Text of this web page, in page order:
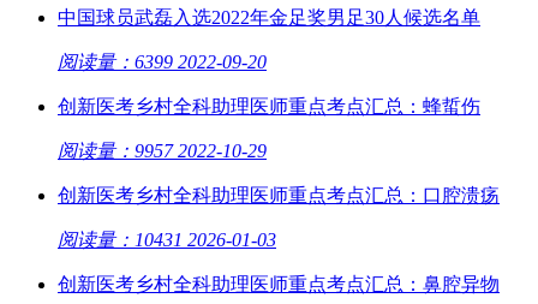
中国球员武磊入选2022年金足奖男足30人候选名单
阅读量：6399 2022-09-20
创新医考乡村全科助理医师重点考点汇总：蜂蜇伤
阅读量：9957 2022-10-29
创新医考乡村全科助理医师重点考点汇总：口腔溃疡
阅读量：10431 2026-01-03
创新医考乡村全科助理医师重点考点汇总：鼻腔异物